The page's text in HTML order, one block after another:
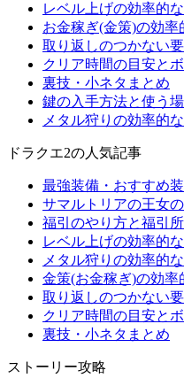
レベル上げの効率的
お金稼ぎ(金策)の効率
取り返しのつかない
クリア時間の目安と
裏技・小ネタまとめ
鍵の入手方法と使う
メタル狩りの効率的
ドラクエ2の人気記事
最強装備・おすすめ
サマルトリアの王女
福引のやり方と福引
レベル上げの効率的
メタル狩りの効率的
金策(お金稼ぎ)の効率
取り返しのつかない
クリア時間の目安と
裏技・小ネタまとめ
ストーリー攻略